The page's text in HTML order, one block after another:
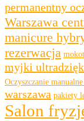
permanentny
Warszawa
manicure
rezerwacja
myjki
Oczyszczanie
warszawa pakiety
Salon